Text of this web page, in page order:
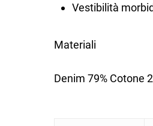
Vestibilità
Materiali
Denim 79% Cotone